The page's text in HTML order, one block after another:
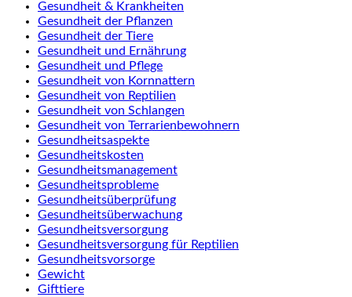
Gesundheit & Krankheiten
Gesundheit der Pflanzen
Gesundheit der Tiere
Gesundheit und Ernährung
Gesundheit und Pflege
Gesundheit von Kornnattern
Gesundheit von Reptilien
Gesundheit von Schlangen
Gesundheit von Terrarienbewohnern
Gesundheitsaspekte
Gesundheitskosten
Gesundheitsmanagement
Gesundheitsprobleme
Gesundheitsüberprüfung
Gesundheitsüberwachung
Gesundheitsversorgung
Gesundheitsversorgung für Reptilien
Gesundheitsvorsorge
Gewicht
Gifttiere